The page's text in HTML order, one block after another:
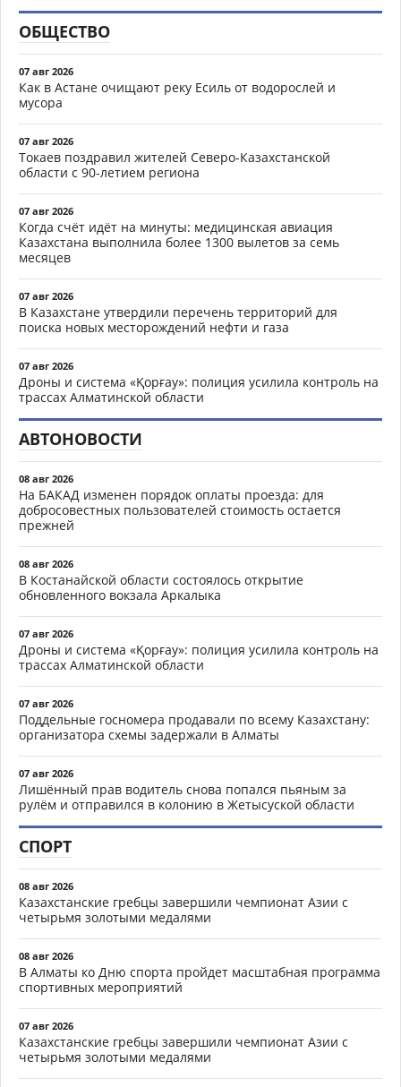
ОБЩЕСТВО
07 авг 2026
Как в Астане очищают реку Есиль от водорослей и
мусора
07 авг 2026
Токаев поздравил жителей Северо-Казахстанской
области с 90-летием региона
07 авг 2026
Когда счёт идёт на минуты: медицинская авиация
Казахстана выполнила более 1300 вылетов за семь
месяцев
07 авг 2026
В Казахстане утвердили перечень территорий для
поиска новых месторождений нефти и газа
07 авг 2026
Дроны и система «Қорғау»: полиция усилила контроль на
трассах Алматинской области
АВТОНОВОСТИ
08 авг 2026
На БАКАД изменен порядок оплаты проезда: для
добросовестных пользователей стоимость остается
прежней
08 авг 2026
В Костанайской области состоялось открытие
обновленного вокзала Аркалыка
07 авг 2026
Дроны и система «Қорғау»: полиция усилила контроль на
трассах Алматинской области
07 авг 2026
Поддельные госномера продавали по всему Казахстану:
организатора схемы задержали в Алматы
07 авг 2026
Лишённый прав водитель снова попался пьяным за
рулём и отправился в колонию в Жетысуской области
СПОРТ
08 авг 2026
Казахстанские гребцы завершили чемпионат Азии с
четырьмя золотыми медалями
08 авг 2026
В Алматы ко Дню спорта пройдет масштабная программа
спортивных мероприятий
07 авг 2026
Казахстанские гребцы завершили чемпионат Азии с
четырьмя золотыми медалями